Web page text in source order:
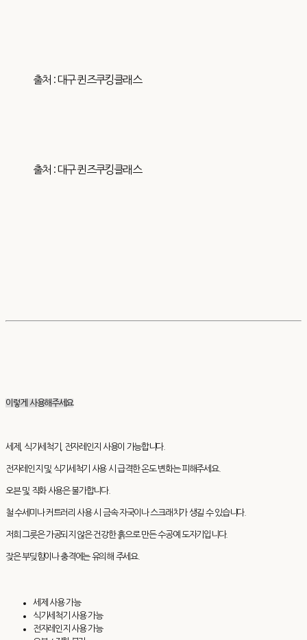
출처 : 대구 퀸즈쿠킹클래스
출처 : 대구 퀸즈쿠킹클래스
이렇게 사용해주세요
세제, 식기세척기, 전자레인지 사용이 가능합니다.
전자레인지 및 식기세척기 사용 시 급격한 온도 변화는 피해주세요.
오븐 및 직화 사용은 불가합니다.
철 수세미나 커트러리 사용 시 금속 자국이나 스크래치가 생길 수 있습니다.
저희 그릇은 가공되지 않은 건강한 흙으로 만든 수공예 도자기입니다.
잦은 부딪힘이나 충격에는 유의해 주세요.
세제 사용 가능
식기세척기 사용 가능
전자레인지 사용 가능